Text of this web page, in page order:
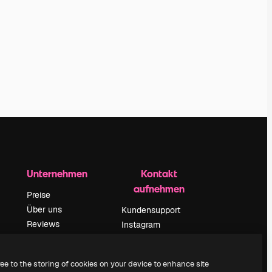
Unternehmen
Preise
Über uns
Reviews
Blog
Kontakt
aufnehmen
Kundensupport
Instagram
TikTok
to the storing of cookies on your device to enhance site